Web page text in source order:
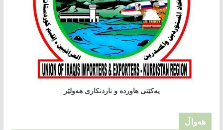
یەکێتی هاوردە و ناردنکاری هەولێر
هەواڵ